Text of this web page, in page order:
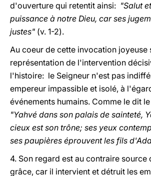
d'ouverture qui retentit ainsi: "Salut
puissance à notre Dieu, car ses
justes" (v. 1-2).
Au coeur de cette invocation joyeuse
représentation de l'intervention
l'histoire: le Seigneur n'est pas
empereur impassible et isolé, à
événements humains. Comme le dit
"Yahvé dans son palais de sainteté,
cieux est son trône; ses yeux
ses paupières éprouvent les fils
4. Son regard est au contraire
grâce, car il intervient et détruit les